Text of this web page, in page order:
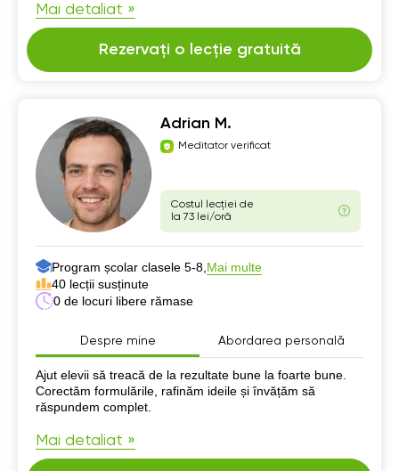
Mai detaliat »
Rezervați o lecție gratuită
Adrian M.
Meditator verificat
Costul lecției de
la 73 lei/oră
Program școlar clasele 5-8, Mai multe
40 lecții susținute
0 de locuri libere rămase
Despre mine Abordarea personală
Despre mine
Ajut elevii să treacă de la rezultate bune la foarte bune.
Corectăm formulările, rafinăm ideile și învățăm să
răspundem complet.
Mai detaliat »